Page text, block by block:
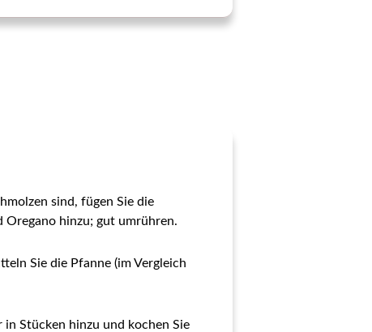
sind, fügen Sie die
Oregano hinzu; gut umrühren.
Sie die Pfanne (im Vergleich
Stücken hinzu und kochen Sie